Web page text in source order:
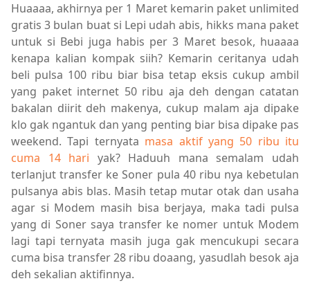
Huaaaa, akhirnya per 1 Maret kemarin paket unlimited
gratis 3 bulan buat si Lepi udah abis, hikks mana paket
untuk si Bebi juga habis per 3 Maret besok, huaaaa
kenapa kalian kompak siih? Kemarin ceritanya udah
beli pulsa 100 ribu biar bisa tetap eksis cukup ambil
yang paket internet 50 ribu aja deh dengan catatan
bakalan diirit deh makenya, cukup malam aja dipake
klo gak ngantuk dan yang penting biar bisa dipake pas
weekend. Tapi ternyata masa aktif yang 50 ribu itu
cuma 14 hari yak? Haduuh mana semalam udah
terlanjut transfer ke Soner pula 40 ribu nya kebetulan
pulsanya abis blas. Masih tetap mutar otak dan usaha
agar si Modem masih bisa berjaya, maka tadi pulsa
yang di Soner saya transfer ke nomer untuk Modem
lagi tapi ternyata masih juga gak mencukupi secara
cuma bisa transfer 28 ribu doaang, yasudlah besok aja
deh sekalian aktifinnya.